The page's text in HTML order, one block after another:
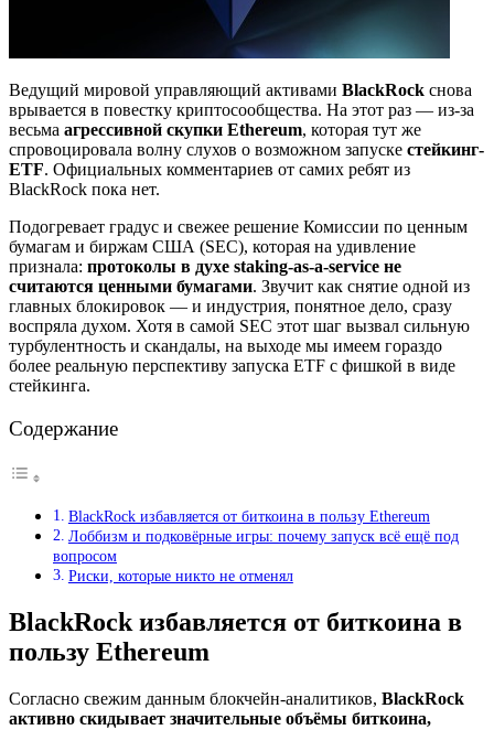
Ведущий мировой управляющий активами BlackRock снова
врывается в повестку криптосообщества. На этот раз — из-за
весьма агрессивной скупки Ethereum, которая тут же
спровоцировала волну слухов о возможном запуске стейкинг-
ETF. Официальных комментариев от самих ребят из
BlackRock пока нет.
Подогревает градус и свежее решение Комиссии по ценным
бумагам и биржам США (SEC), которая на удивление
признала: протоколы в духе staking-as-a-service не
считаются ценными бумагами. Звучит как снятие одной из
главных блокировок — и индустрия, понятное дело, сразу
воспряла духом. Хотя в самой SEC этот шаг вызвал сильную
турбулентность и скандалы, на выходе мы имеем гораздо
более реальную перспективу запуска ETF с фишкой в виде
стейкинга.
Содержание
BlackRock избавляется от биткоина в пользу Ethereum
Лоббизм и подковёрные игры: почему запуск всё ещё под
вопросом
Риски, которые никто не отменял
BlackRock избавляется от биткоина в
пользу Ethereum
Согласно свежим данным блокчейн-аналитиков, BlackRock
активно скидывает значительные объёмы биткоина,